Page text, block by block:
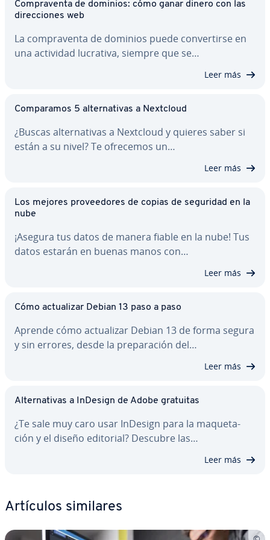
Co­m­pra­ve­n­ta de dominios: cómo ganar dinero con las
di­re­c­cio­nes web
La co­m­pra­ve­n­ta de dominios puede co­n­ve­r­ti­r­se en
una actividad lucrativa, siempre que se…
Leer más
Co­m­pa­ra­mos 5 al­te­r­na­ti­vas a Nextcloud
¿Buscas al­te­r­na­ti­vas a Nextcloud y quieres saber si
están a su nivel? Te ofrecemos un…
Leer más
Los mejores pro­vee­do­res de copias de seguridad en la
nube
¡Asegura tus datos de manera fiable en la nube! Tus
datos estarán en buenas manos con…
Leer más
Cómo ac­tua­li­zar Debian 13 paso a paso
Aprende cómo ac­tua­li­zar Debian 13 de forma segura
y sin errores, desde la pre­pa­ra­ción del…
Leer más
Al­te­r­na­ti­vas a InDesign de Adobe gratuitas
¿Te sale muy caro usar InDesign para la ma­que­ta­
ción y el diseño editorial? Descubre las…
Leer más
Artículos similares